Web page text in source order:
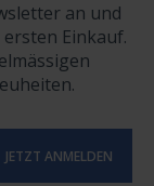
an und
Einkauf.